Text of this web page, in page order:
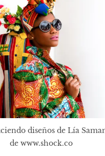
diseños de Lía
de www.shock.co